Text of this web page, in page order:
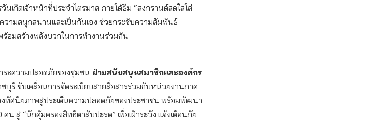
เกิดเจ้าหน้าที่ประจำไตรมาส ภายใต้ธีม “สงกรานต์สดใสใส่
ความสนุกสนานและเป็นกันเอง ช่วยกระชับความสัมพันธ์
อมสร้างพลังบวกในการทำงานร่วมกัน
ระความปลอดภัยของชุมชน ฝ่ายสนับสนุนสมาชิกและองค์กร
บุรี ขับเคลื่อนการจัดระเบียบสายสื่อสารร่วมกับหน่วยงานภาค
ทัศนียภาพสู่ประเด็นความปลอดภัยของประชาชน พร้อมพัฒนา
น สู่ “นักคุ้มครองสิทธิตาสับปะรด” เพื่อเฝ้าระวัง แจ้งเตือนภัย